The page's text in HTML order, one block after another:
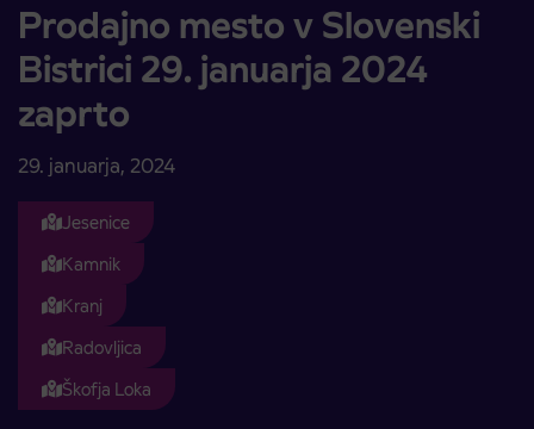
Prodajno mesto v Slovenski
Bistrici 29. januarja 2024
zaprto
29. januarja, 2024
Jesenice
Kamnik
Kranj
Radovljica
Škofja Loka